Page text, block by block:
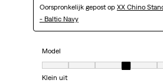
Oorspronkelijk gepost op XX Chino
- Baltic Navy
Model
Model, 4 van 7, waarbij 1 gelijk is aan
Klein uit